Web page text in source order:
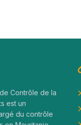
Contrôle de la
est un
du contrôle